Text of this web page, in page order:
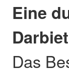
Eine
Das